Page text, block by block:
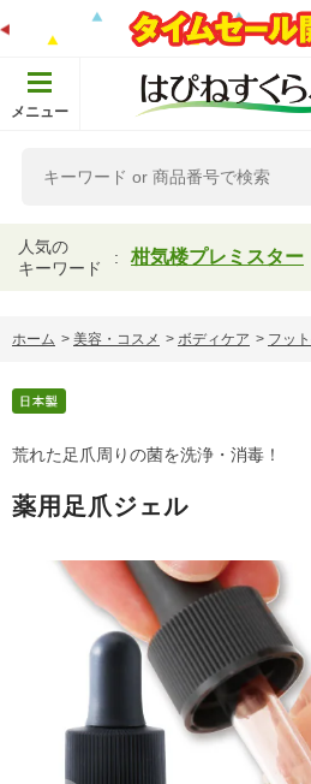
メニュー
人気の
キーワード
柑気楼プレミスター
ホーム > 美容・コスメ > ボディケア > フッ
荒れた足爪周りの菌を洗浄・消毒！
薬用足爪ジェル